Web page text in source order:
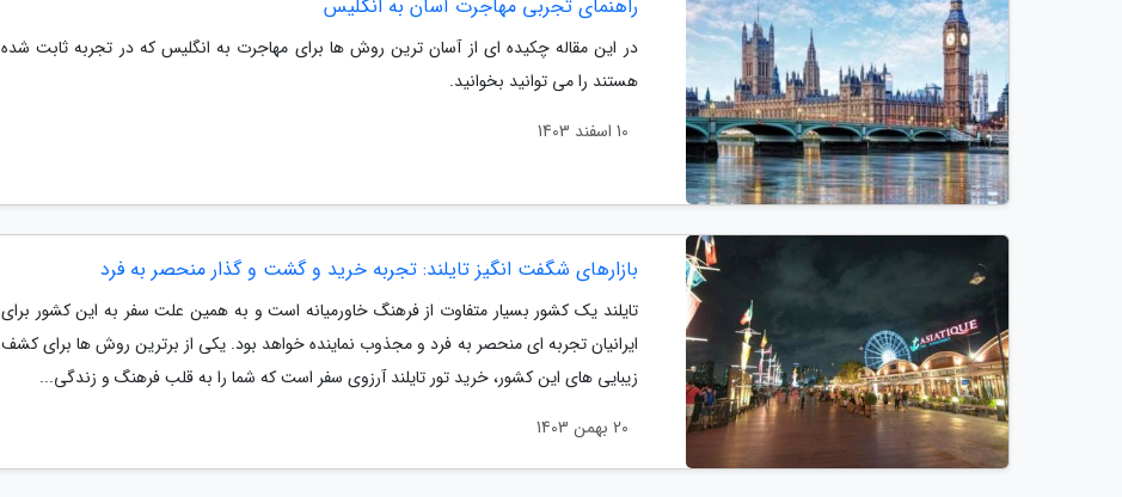
راهنمای تجربی مهاجرت آسان به انگلیس
در این مقاله چکیده ای از آسان ترین روش ها برای مهاجرت به انگلیس که در تجربه ثابت شده
هستند را می توانید بخوانید.
10 اسفند 1403
بازارهای شگفت انگیز تایلند: تجربه خرید و گشت و گذار منحصر به فرد
تایلند یک کشور بسیار متفاوت از فرهنگ خاورمیانه است و به همین علت سفر به این کشور برای
ایرانیان تجربه ای منحصر به فرد و مجذوب نماینده خواهد بود. یکی از برترین روش ها برای کشف
زیبایی های این کشور، خرید تور تایلند آرزوی سفر است که شما را به قلب فرهنگ و زندگی...
20 بهمن 1403